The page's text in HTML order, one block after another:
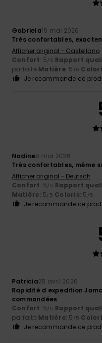
Gabriela19 mai 2026
Très confortables,
Afficher original - Castellano
Confort: 5/5 Rapport
parfaite Matière: 5 /5
Je recommande ce
Nadine8 mai 2026
Très confortables, même
Afficher original - Deutsch
Confort: 5/5 Rapport
Matière: 5/5 Coloris: 5 /5
Je recommande ce
Patricia25 avril 2026
Rapidité d expedition
commandées
Confort: 5/5 Rapport
parfaite Matière: 5 /5
Je recommande ce